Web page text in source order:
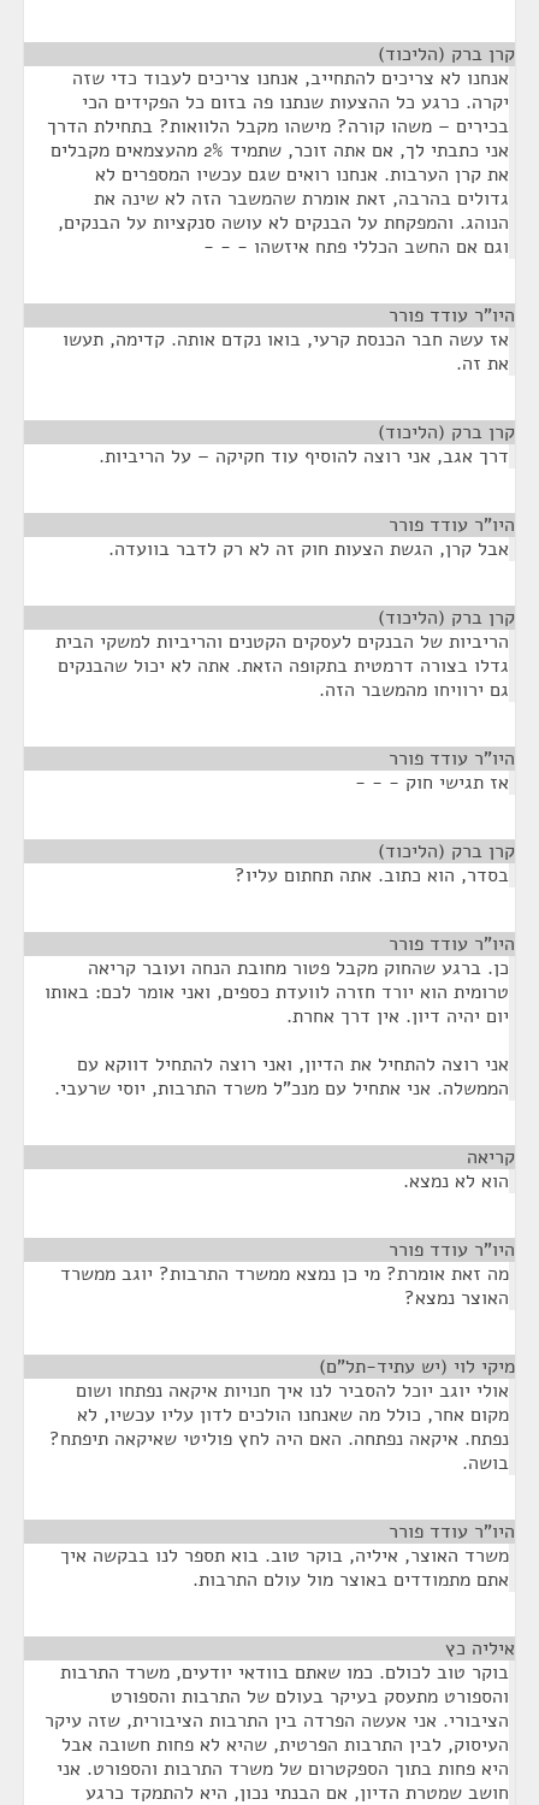
קרן ברק (הליכוד)
אנחנו לא צריכים להתחייב, אנחנו צריכים לעבוד כדי שזה
יקרה. כרגע כל ההצעות שנתנו פה בזום כל הפקידים הכי
בכירים – משהו קורה? מישהו מקבל הלוואות? בתחילת הדרך
אני כתבתי לך, אם אתה זוכר, שתמיד 2% מהעצמאים מקבלים
את קרן הערבות. אנחנו רואים שגם עכשיו המספרים לא
גדולים בהרבה, זאת אומרת שהמשבר הזה לא שינה את
הנוהג. והמפקחת על הבנקים לא עושה סנקציות על הבנקים,
וגם אם החשב הכללי פתח איזשהו - - -
היו"ר עודד פורר
אז עשה חבר הכנסת קרעי, בואו נקדם אותה. קדימה, תעשו
את זה.
קרן ברק (הליכוד)
דרך אגב, אני רוצה להוסיף עוד חקיקה – על הריביות.
היו"ר עודד פורר
אבל קרן, הגשת הצעות חוק זה לא רק לדבר בוועדה.
קרן ברק (הליכוד)
הריביות של הבנקים לעסקים הקטנים והריביות למשקי הבית
גדלו בצורה דרמטית בתקופה הזאת. אתה לא יכול שהבנקים
גם ירוויחו מהמשבר הזה.
היו"ר עודד פורר
אז תגישי חוק - - -
קרן ברק (הליכוד)
בסדר, הוא כתוב. אתה תחתום עליו?
היו"ר עודד פורר
כן. ברגע שהחוק מקבל פטור מחובת הנחה ועובר קריאה
טרומית הוא יורד חזרה לוועדת כספים, ואני אומר לכם: באותו
יום יהיה דיון. אין דרך אחרת.
אני רוצה להתחיל את הדיון, ואני רוצה להתחיל דווקא עם
הממשלה. אני אתחיל עם מנכ"ל משרד התרבות, יוסי שרעבי.
קריאה
הוא לא נמצא.
היו"ר עודד פורר
מה זאת אומרת? מי כן נמצא ממשרד התרבות? יוגב ממשרד
האוצר נמצא?
מיקי לוי (יש עתיד-תל"ם)
אולי יוגב יוכל להסביר לנו איך חנויות איקאה נפתחו ושום
מקום אחר, כולל מה שאנחנו הולכים לדון עליו עכשיו, לא
נפתח. איקאה נפתחה. האם היה לחץ פוליטי שאיקאה תיפתח?
בושה.
היו"ר עודד פורר
משרד האוצר, איליה, בוקר טוב. בוא תספר לנו בבקשה איך
אתם מתמודדים באוצר מול עולם התרבות.
איליה כץ
בוקר טוב לכולם. כמו שאתם בוודאי יודעים, משרד התרבות
והספורט מתעסק בעיקר בעולם של התרבות והספורט
הציבורי. אני אעשה הפרדה בין התרבות הציבורית, שזה עיקר
העיסוק, לבין התרבות הפרטית, שהיא לא פחות חשובה אבל
היא פחות בתוך הספקטרום של משרד התרבות והספורט. אני
חושב שמטרת הדיון, אם הבנתי נכון, היא להתמקד כרגע